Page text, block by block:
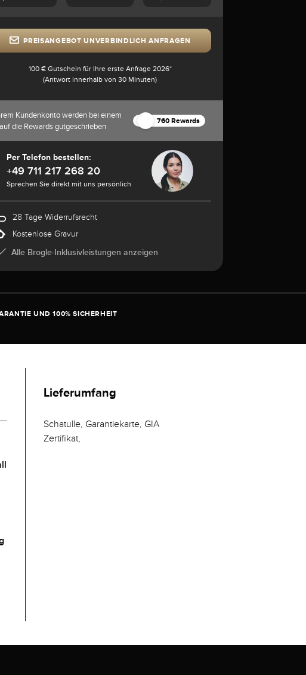
PREISANGEBOT UNVERBINDLICH ANFRAGEN
100 € Gutschein für Ihre erste Anfrage 2026*
(Antwort innerhalb von 30 Minuten)
Kundenkonto werden bei einem
die Rewards gutgeschrieben
760 Rewards
Per Telefon bestellen:
+49 711 217 268 20
Sprechen Sie direkt mit uns persönlich
28 Tage Widerrufsrecht
Kostenlose Gravur
Alle Brogle-Inklusivleistungen anzeigen
UND 100% SICHERHEIT
Lieferumfang
Schatulle, Garantiekarte, GIA
Zertifikat,